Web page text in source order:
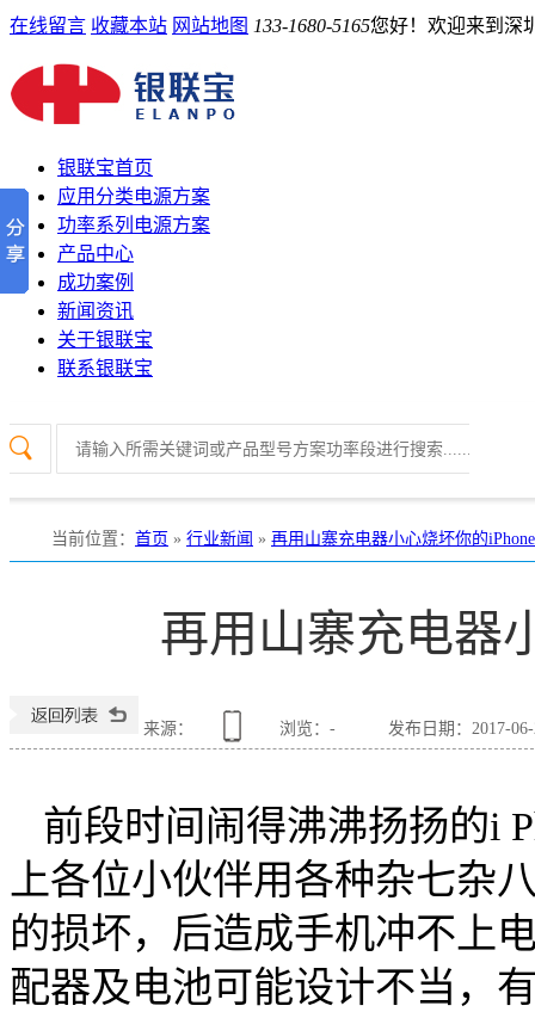
在线留言 收藏本站 网站地图 133-1680-5165您好！欢迎来到深
银联宝首页
应用分类电源方案
功率系列电源方案
产品中心
成功案例
新闻资讯
关于银联宝
联系银联宝
深圳市银联宝电子 银联宝电子有限公司
当前位置 ： 首页 » 行业新闻 » 再用山寨充电器小心烧坏你的iPhone
再用山寨充电器
来源： 浏览： - 发布日期：2017-
前段时间闹得沸沸扬扬的i
上各位小伙伴用各种杂七杂
的损坏，后造成手机冲不上
配器及电池可能设计不当，